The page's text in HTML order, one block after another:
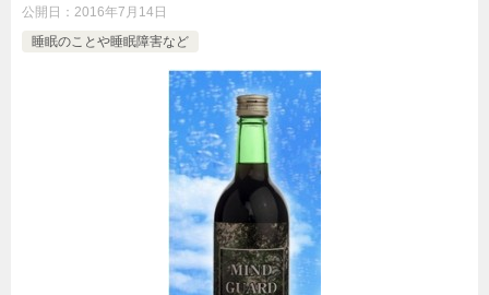
公開日： 2016年7月14日
睡眠のことや睡眠障害など